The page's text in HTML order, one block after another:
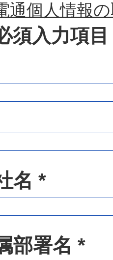
通個人情報
須入力項目
名 *
部署名 *